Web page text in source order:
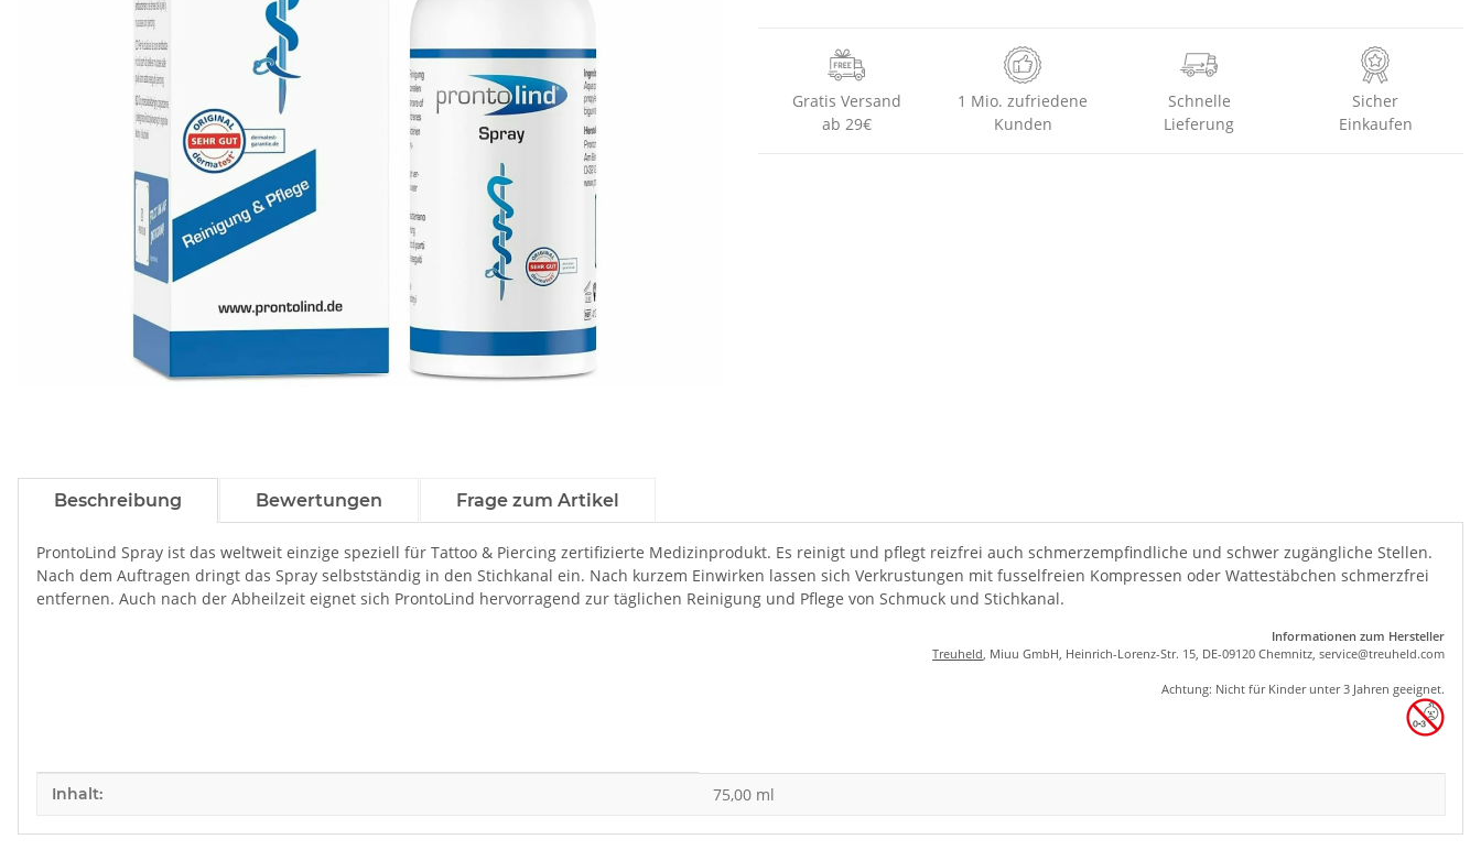
Gratis Versand
ab 29€
1 Mio. zufriedene
Kunden
Schnelle
Lieferung
Sicher
Einkaufen
Beschreibung Bewertungen Frage zum Artikel
ProntoLind Spray ist das weltweit einzige speziell für Tattoo & Piercing zertifizierte Medizinprodukt. Es reinigt und pflegt reizfrei auch schmerzempfindliche und schwer zugängliche Stellen.
Nach dem Auftragen dringt das Spray selbstständig in den Stichkanal ein. Nach kurzem Einwirken lassen sich Verkrustungen mit fusselfreien Kompressen oder Wattestäbchen schmerzfrei
entfernen. Auch nach der Abheilzeit eignet sich ProntoLind hervorragend zur täglichen Reinigung und Pflege von Schmuck und Stichkanal.
Informationen zum Hersteller
Treuheld, Miuu GmbH, Heinrich-Lorenz-Str. 15, DE-09120 Chemnitz, service@treuheld.com
Achtung: Nicht für Kinder unter 3 Jahren geeignet.
Produkteigenschaft
Wert
Inhalt: 75,00 ml